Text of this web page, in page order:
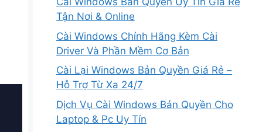
Tận Nơi & Online
Cài Windows Chính Hãng Kèm Cài
Driver Và Phần Mềm Cơ Bản
Cài Lại Windows Bản Quyền Giá Rẻ –
Hỗ Trợ Từ Xa 24/7
Dịch Vụ Cài Windows Bản Quyền Cho
Laptop & Pc Uy Tín